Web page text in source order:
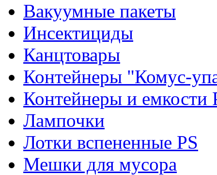
Вакуумные пакеты
Инсектициды
Канцтовары
Контейнеры "Комус-
Контейнеры и емкости
Лампочки
Лотки вспененные PS
Мешки для мусора